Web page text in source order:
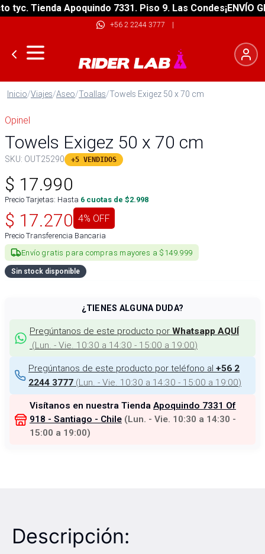
Tienda Apoquindo 7331. Piso 9. Las Condes¡ENVÍO
+56 2 2244 3777 |
Inicio/Viajes/Aseo/Toallas/Towels Exigez 50 x 70 cm
Opinel
Towels Exigez 50 x 70 cm
SKU: OUT25290 +5 VENDIDOS
$ 17.990
Precio Tarjetas: Hasta 6 cuotas de $2.998
$ 17.270 4% OFF
Precio Transferencia Bancaria
Envío gratis para compras mayores a $149.999
Sin stock disponible
¿TIENES ALGUNA DUDA?
Pregúntanos de este producto por Whatsapp AQUÍ
(Lun. - Vie. 10:30 a 14:30 - 15:00 a 19:00)
Pregúntanos de este producto por teléfono al +56 2
2244 3777 (Lun. - Vie. 10:30 a 14:30 - 15:00 a 19:00)
Visítanos en nuestra Tienda Apoquindo 7331 Of
918 - Santiago - Chile (Lun. - Vie. 10:30 a 14:30 -
15:00 a 19:00)
Descripción: